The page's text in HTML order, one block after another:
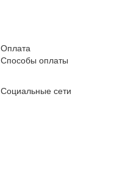
Оплата
Способы оплаты
Социальные сети